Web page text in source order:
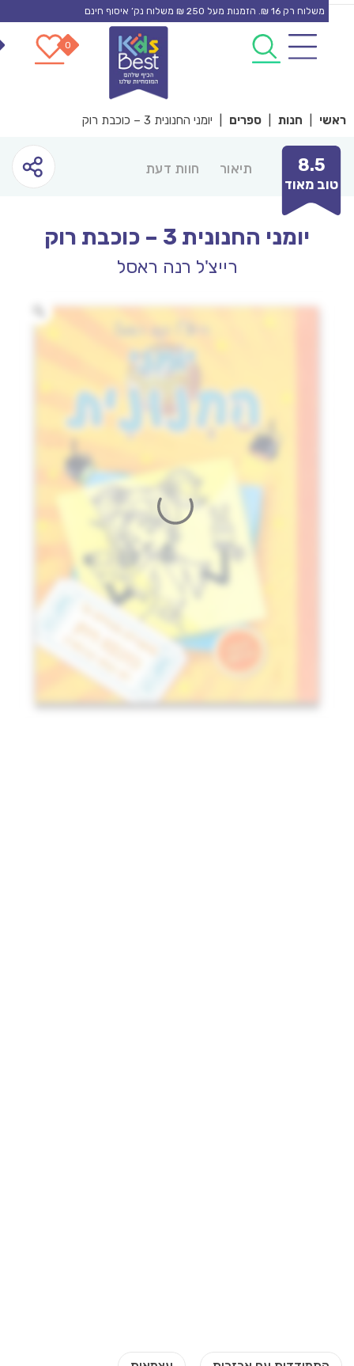
משלוח רק 16 ₪. הזמנות מעל 250 ₪ משלוח נק’ איסוף חינם
| חנות | ספרים | יומני החנונית 3 – כוכבת רוק
8.5
מאוד
תיאור חוות דעת
יומני החנונית 3 – כוכבת רוק
רייצ'ל רנה ראסל